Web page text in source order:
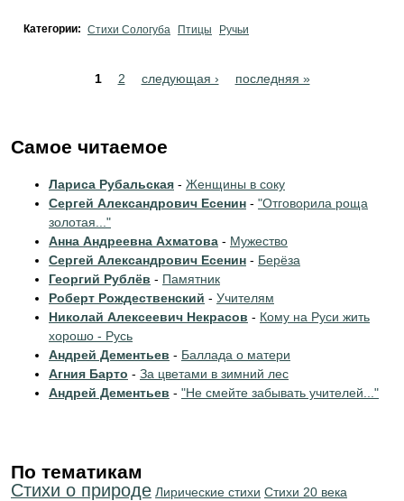
Категории: Стихи Сологуба Птицы Ручьи
1 2 следующая › последняя »
Самое читаемое
Лариса Рубальская - Женщины в соку
Сергей Александрович Есенин - "Отговорила роща
золотая..."
Анна Андреевна Ахматова - Мужество
Сергей Александрович Есенин - Берёза
Георгий Рублёв - Памятник
Роберт Рождественский - Учителям
Николай Алексеевич Некрасов - Кому на Руси жить
хорошо - Русь
Андрей Дементьев - Баллада о матери
Агния Барто - За цветами в зимний лес
Андрей Дементьев - "Не смейте забывать учителей..."
По тематикам
Стихи о природе Лирические стихи Стихи 20 века